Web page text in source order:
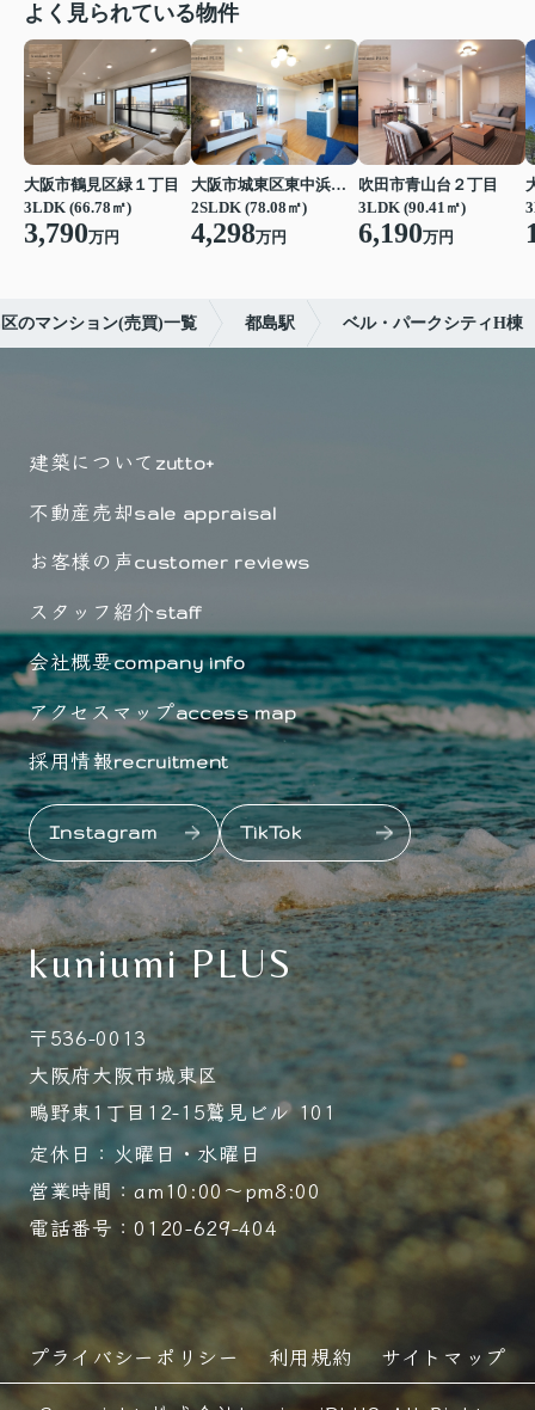
よく見られている物件
大阪市鶴見区緑１丁目
3LDK (66.78㎡)
3,790万円
大阪市城東区東中浜６丁目
2SLDK (78.08㎡)
4,298万円
吹田市青山台２丁目
3LDK (90.41㎡)
6,190万円
のマンション(売買)一覧 都島駅 ベル・パークシティH棟
建築について zutto+
不動産売却sale appraisal
お客様の声customer reviews
スタッフ紹介staff
会社概要company info
アクセスマップaccess map
採用情報recruitment
Instagram TikTok
kuniumi PLUS
〒536-0013
大阪府大阪市城東区
鴫野東1丁目12-15鷲見ビル 101
定休日：火曜日・水曜日
営業時間：am10:00～pm8:00
電話番号：0120-629-404
プライバシーポリシー 利用規約
サイトマップ